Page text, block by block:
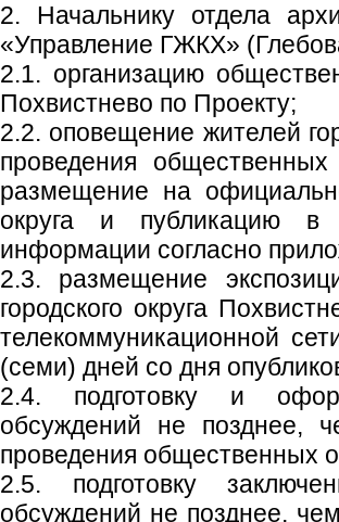
2. Начальнику отдела
«Управление ГЖКХ»
2.1. организацию
Похвистнево по Проекту;
2.2. оповещение жителей
проведения
размещение на
округа и публикацию в
информации согласно
2.3. размещение
городского округа
телекоммуникационной
(семи) дней со дня
2.4. подготовку и
обсуждений не позднее,
проведения общественных
2.5. подготовку
обсуждений не позднее,